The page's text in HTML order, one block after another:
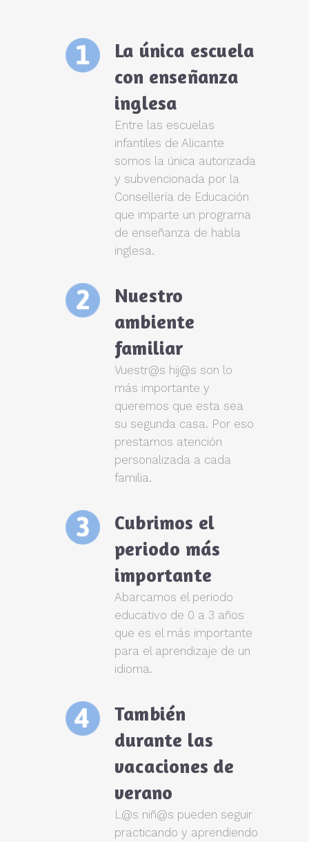
La única escuela
con enseñanza
inglesa
Entre las escuelas
infantiles de Alicante
somos la única autorizada
y subvencionada por la
Consellería de Educación
que imparte un programa
de enseñanza de habla
inglesa.
Nuestro
ambiente
familiar
Vuestr@s hij@s son lo
más importante y
queremos que esta sea
su segunda casa. Por eso
prestamos atención
personalizada a cada
familia.
Cubrimos el
periodo más
importante
Abarcamos el periodo
educativo de 0 a 3 años
que es el más importante
para el aprendizaje de un
idioma.
También
durante las
vacaciones de
verano
L@s niñ@s pueden seguir
practicando y aprendiendo